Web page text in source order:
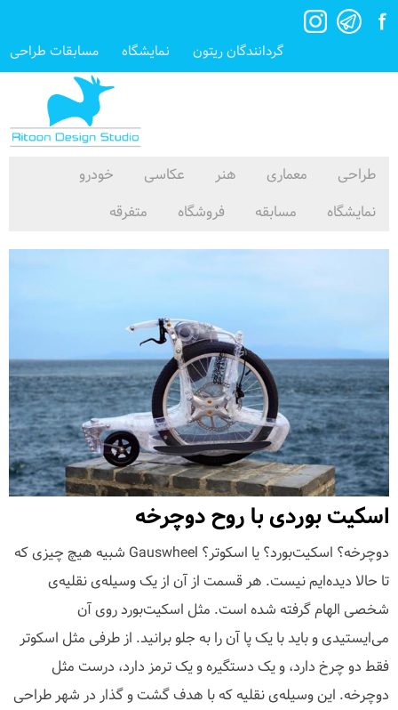
گردانندگان ریتون نمایشگاه مسابقات طراحی
طراحی معماری هنر عکاسی
خودرو
نمایشگاه
مسابقه فروشگاه متفرقه
اسکیت‌ بوردی با روح دوچرخه
دوچرخه؟ اسکیت‌بورد؟ یا اسکوتر؟ Gauswheel شبیه هیچ چیزی که
تا حالا دیده‌ایم نیست. هر قسمت از آن از یک وسیله‌ی نقلیه‌ی
شخصی الهام گرفته‌ شده است. مثل اسکیت‌بورد روی آن
می‌ایستیدی و باید با یک پا آن را به جلو برانید. از طرفی مثل اسکوتر
فقط دو چرخ دارد، و یک دستگیره و یک ترمز دارد، درست مثل
دوچرخه. این وسیله‌ی نقلیه که با هدف گشت و گذار در شهر طراحی